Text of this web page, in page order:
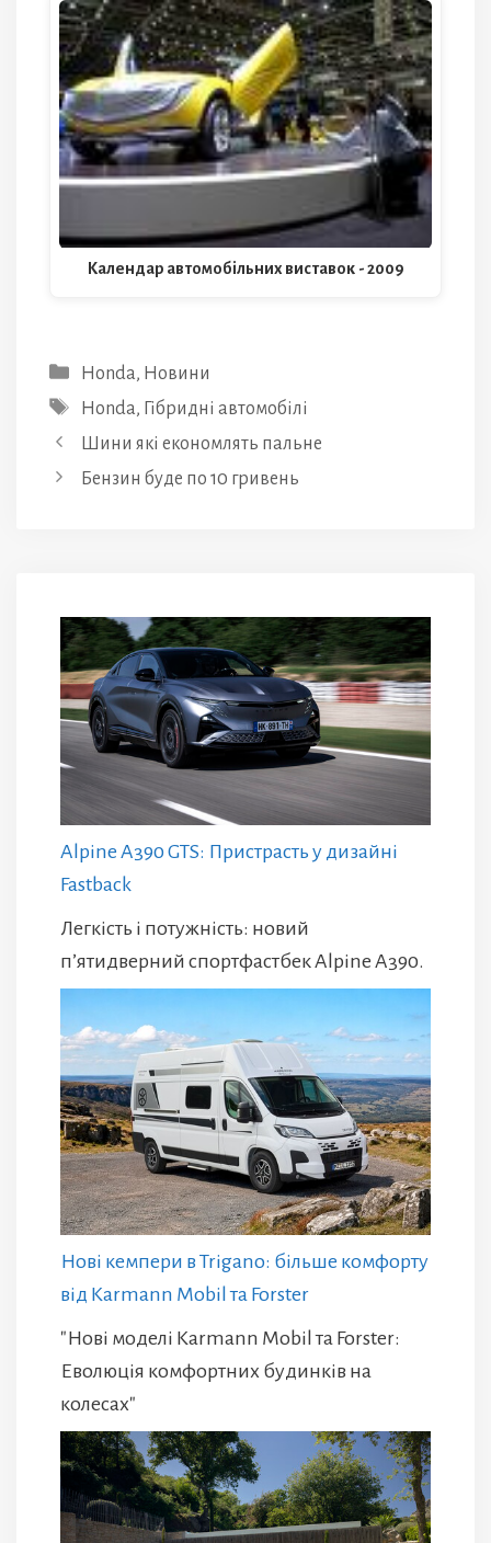
Календар автомобільних виставок - 2009
Категорії
Honda, Новини
Позначки
Honda, Гібридні автомобілі
Шини які економлять пальне
Бензин буде по 10 гривень
Alpine A390 GTS: Пристрасть у дизайні
Fastback
Легкість і потужність: новий
п’ятидверний спортфастбек Alpine A390.
Нові кемпери в Trigano: більше комфорту
від Karmann Mobil та Forster
"Нові моделі Karmann Mobil та Forster:
Еволюція комфортних будинків на
колесах"